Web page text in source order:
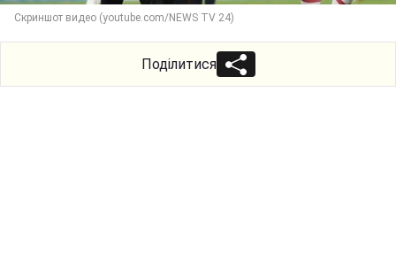
Скриншот видео (youtube.com/NEWS TV 24)
Поділитися